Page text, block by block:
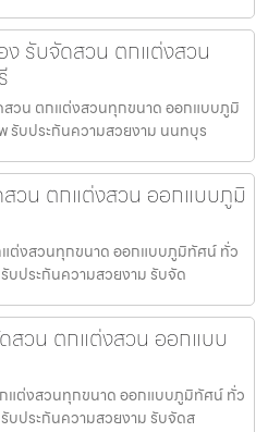
ง รับจัดสวน ตกแต่งสวน
สวน ตกแต่งสวนทุกขนาด ออกแบบภูมิ
รับประกันความสวยงาม นนทบุร
วน ตกแต่งสวน ออกแบบภูมิ
ต่งสวนทุกขนาด ออกแบบภูมิทัศน์ ทั่ว
บประกันความสวยงาม รับจัด
สวน ตกแต่งสวน ออกแบบ
แต่งสวนทุกขนาด ออกแบบภูมิทัศน์ ทั่ว
บประกันความสวยงาม รับจัดส